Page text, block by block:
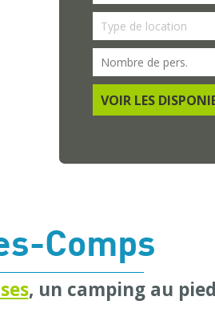
VOIR LES
Comps
, un camping au